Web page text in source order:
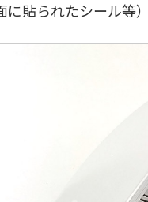
貼られたシール等